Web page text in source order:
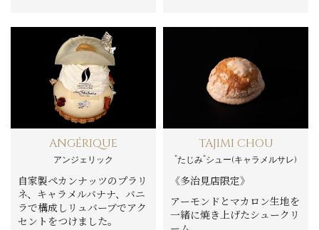
ANGÉRIQUE
アンジェリック
自家製ペカンナッツのプラリ
ネ、キャラメルバナナ、バニ
ラで構成しリュバーブでアク
セントをつけました。
TAJIMI CHOU
”たじみ”シュー(キャラメルサレ)
《多治見店限定》
アーモンドとマカロン生地を
一緒に焼き上げたシュークリ